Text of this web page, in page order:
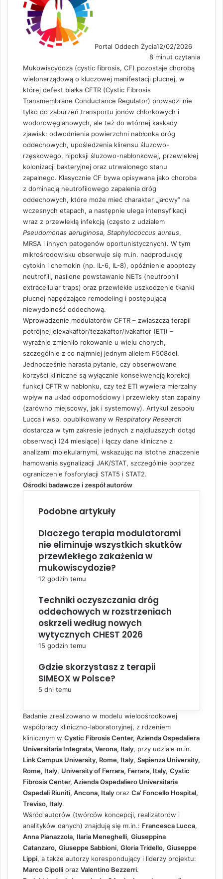
Portal Oddech Życia12/02/2026
8 minut czytania
Mukowiscydoza (cystic fibrosis, CF) pozostaje chorobą
wielonarządową o kluczowej manifestacji płucnej, w
której defekt białka CFTR (Cystic Fibrosis
Transmembrane Conductance Regulator) prowadzi nie
tylko do zaburzeń transportu jonów chlorkowych i
wodorowęglanowych, ale też do wtórnej kaskady
zjawisk: odwodnienia powierzchni nabłonka dróg
oddechowych, upośledzenia klirensu śluzowo-
rzęskowego, hipoksji śluzowo-nabłonkowej, przewlekłej
kolonizacji bakteryjnej oraz utrwalonego stanu
zapalnego. Klasycznie CF bywa opisywana jako choroba
z dominacją neutrofilowego zapalenia dróg
oddechowych, które może mieć charakter „jałowy” na
wczesnych etapach, a następnie ulega intensyfikacji
wraz z przewlekłą infekcją (często z udziałem
Pseudomonas aeruginosa, Staphylococcus aureus,
MRSA i innych patogenów oportunistycznych). W tym
mikrośrodowisku obserwuje się m.in. nadprodukcję
cytokin i chemokin (np. IL-6, IL-8), opóźnienie apoptozy
neutrofili, nasilone powstawanie NETs (neutrophil
extracellular traps) oraz przewlekłe uszkodzenie tkanki
płucnej napędzające remodeling i postępującą
niewydolność oddechową.
Wprowadzenie modulatorów CFTR – zwłaszcza terapii
potrójnej elexakaftor/tezakaftor/ivakaftor (ETI) –
wyraźnie zmieniło rokowanie u wielu chorych,
szczególnie z co najmniej jednym allelem F508del.
Jednocześnie narasta pytanie, czy obserwowane
korzyści kliniczne są wyłącznie konsekwencją korekcji
funkcji CFTR w nabłonku, czy też ETI wywiera mierzalny
wpływ na układ odpornościowy i przewlekły stan zapalny
(zarówno miejscowy, jak i systemowy). Artykuł zespołu
Lucca i wsp. opublikowany w Respiratory Research
dostarcza w tym zakresie jednych z najdłuższych dotąd
obserwacji (24 miesiące) i łączy dane kliniczne z
analizami molekularnymi, wskazując na istotne znaczenie
hamowania sygnalizacji JAK/STAT, szczególnie poprzez
ograniczenie fosforylacji STAT5 i STAT2.
Ośrodki badawcze i zespół autorów
Podobne artykuły
Dlaczego terapia modulatorami
nie eliminuje wszystkich skutków
przewlekłego zakażenia w
mukowiscydozie?
12 godzin temu
Techniki oczyszczania dróg
oddechowych w rozstrzeniach
oskrzeli według nowych
wytycznych CHEST 2026
15 godzin temu
Gdzie skorzystasz z terapii
SIMEOX w Polsce?
5 dni temu
Badanie zrealizowano w modelu wieloośrodkowej
współpracy kliniczno-laboratoryjnej, z rdzeniem
klinicznym w Cystic Fibrosis Center, Azienda Ospedaliera
Universitaria Integrata, Verona, Italy, przy udziale m.in.
Link Campus University, Rome, Italy, Sapienza University,
Rome, Italy, University of Ferrara, Ferrara, Italy, Cystic
Fibrosis Center, Azienda Ospedaliero Universitaria
Ospedali Riuniti, Ancona, Italy oraz Ca’ Foncello Hospital,
Treviso, Italy.
Wśród autorów (twórców koncepcji, realizatorów i
analityków danych) znajdują się m.in.: Francesca Lucca,
Anna Pianazzola, Ilaria Meneghelli, Giuseppina
Catanzaro, Giuseppe Sabbioni, Gloria Tridello, Giuseppe
Lippi, a także autorzy korespondujący i liderzy projektu:
Marco Cipolli oraz Valentino Bezzerri.